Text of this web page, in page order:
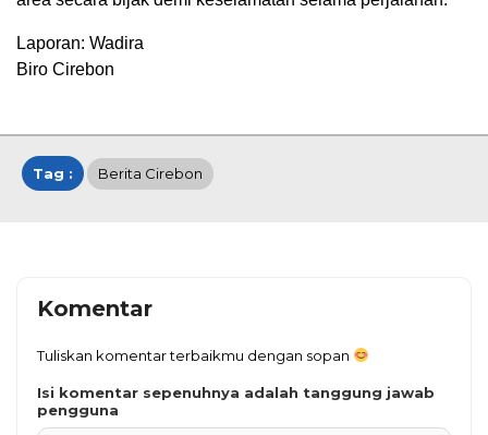
Laporan: Wadira
Biro Cirebon
Tag : Berita Cirebon
Komentar
Tuliskan komentar terbaikmu dengan sopan
Isi komentar sepenuhnya adalah tanggung jawab
pengguna